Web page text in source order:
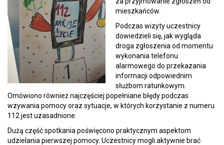
mieszkańców.
Podczas wizyty uczestnicy
dowiedzieli się, jak wygląda
droga zgłoszenia od momentu
wykonania telefonu
alarmowego do przekazania
informacji odpowiednim
służbom ratunkowym.
Omówiono również najczęściej popełniane błędy podczas
wzywania pomocy oraz sytuacje, w których korzystanie z numeru
112 jest uzasadnione.
Dużą część spotkania poświęcono praktycznym aspektom
udzielania pierwszej pomocy. Uczestnicy mogli aktywnie brać